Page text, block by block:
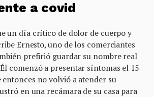
a covid
un día crítico de dolor de cuerpo y
Ernesto, uno de los comerciantes
prefirió guardar su nombre real
comenzó a presentar síntomas el 15
entonces no volvió a atender su
en una recámara de su casa para